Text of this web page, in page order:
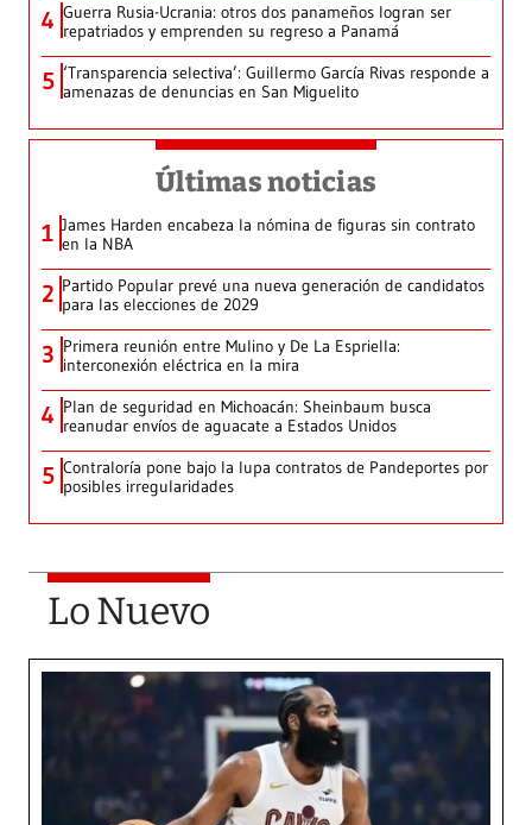
4 Guerra Rusia-Ucrania: otros dos panameños logran ser
repatriados y emprenden su regreso a Panamá
5 ‘Transparencia selectiva’: Guillermo García Rivas responde a
amenazas de denuncias en San Miguelito
Últimas noticias
1 James Harden encabeza la nómina de figuras sin contrato
en la NBA
2 Partido Popular prevé una nueva generación de candidatos
para las elecciones de 2029
3 Primera reunión entre Mulino y De La Espriella:
interconexión eléctrica en la mira
4 Plan de seguridad en Michoacán: Sheinbaum busca
reanudar envíos de aguacate a Estados Unidos
5 Contraloría pone bajo la lupa contratos de Pandeportes por
posibles irregularidades
Lo Nuevo